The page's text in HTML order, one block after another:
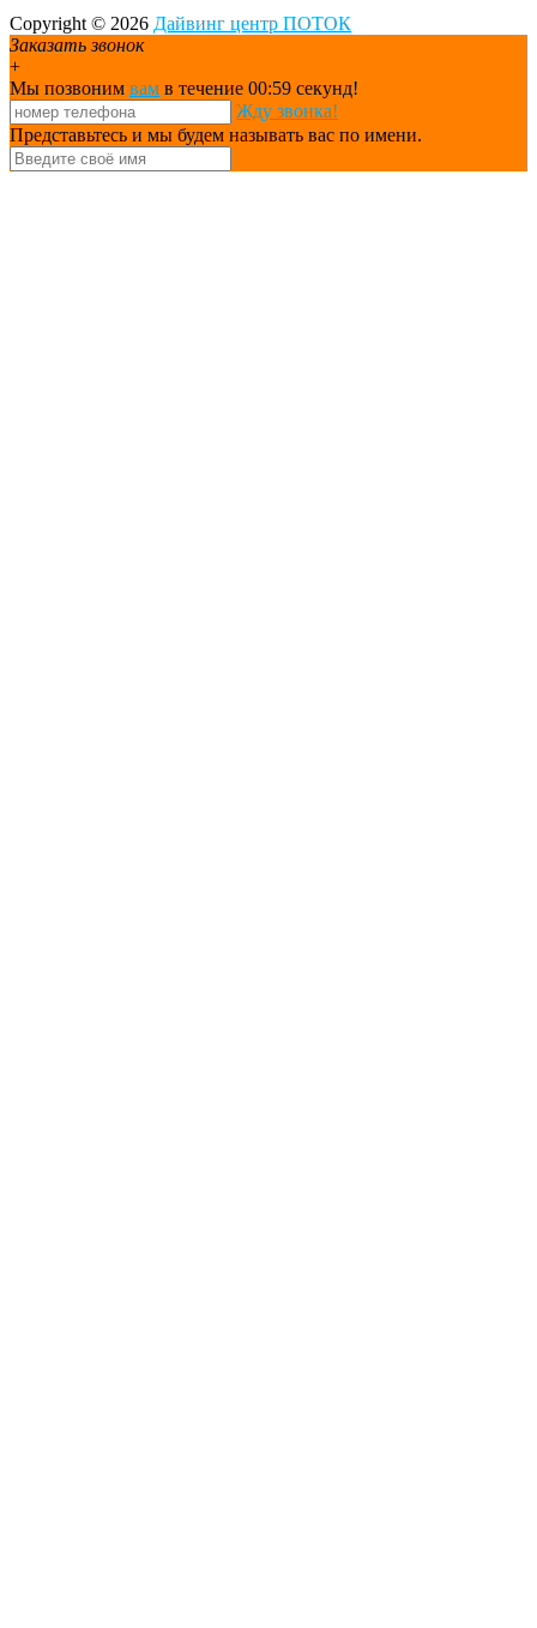
Copyright © 2026 Дайвинг центр ПОТОК
Заказать звонок
+
Мы позвоним вам в течение 00:59 секунд!
Жду звонка!
Представьтесь и мы будем называть вас по имени.